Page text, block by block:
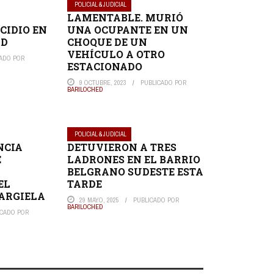
EN
POR
POLICIAL & JUDICIAL
LAMENTABLE. MURIÓ
UNA OCUPANTE EN UN
CHOQUE DE UN
VEHÍCULO A OTRO
ESTACIONADO
9 OCTUBRE, 2023 PUBLICADO POR
BARILOCHED
POR
POLICIAL & JUDICIAL
DETUVIERON A TRES
LADRONES EN EL BARRIO
BELGRANO SUDESTE ESTA
TARDE
29 MAYO, 2025 PUBLICADO POR
BARILOCHED